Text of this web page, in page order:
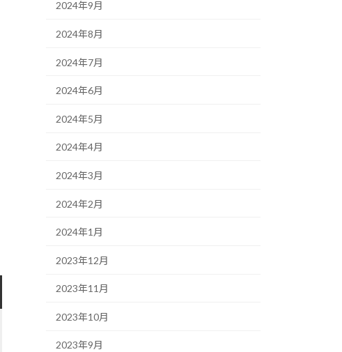
2024年9月
2024年8月
2024年7月
2024年6月
2024年5月
2024年4月
2024年3月
2024年2月
2024年1月
2023年12月
2023年11月
2023年10月
2023年9月